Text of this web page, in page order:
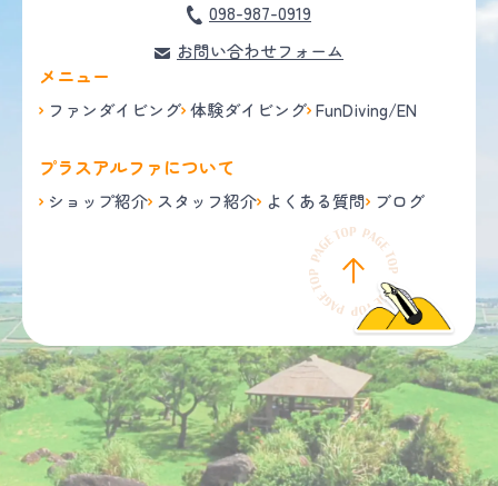
098-987-0919
お問い合わせフォーム
メニュー
ファンダイビング 体験ダイビング FunDiving/EN
プラスアルファについて
ショップ紹介 スタッフ紹介 よくある質問 ブログ